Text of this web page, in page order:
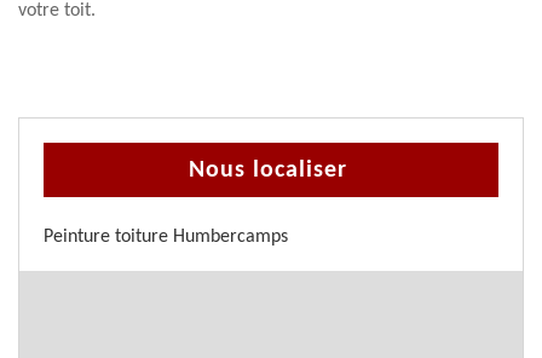
votre toit.
Nous localiser
Peinture toiture Humbercamps